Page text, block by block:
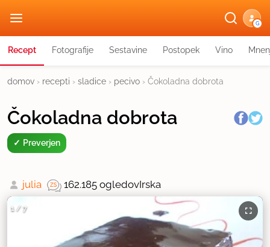
G
Recept Fotografije Sestavine Postopek Vino
domov › recepti › sladice › pecivo › Čokoladna dobrota
Čokoladna dobrota
Preverjen
julia 162.185 ogledovIrska
1 / 7